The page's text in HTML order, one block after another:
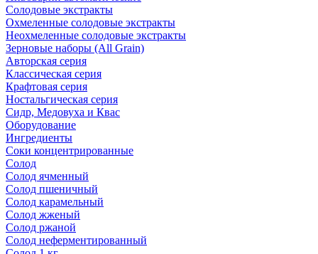
Солодовые экстракты
Охмеленные солодовые экстракты
Неохмеленные солодовые экстракты
Зерновые наборы (All Grain)
Авторская серия
Классическая серия
Крафтовая серия
Ностальгическая серия
Сидр, Медовуха и Квас
Оборудование
Ингредиенты
Соки концентрированные
Солод
Солод ячменный
Солод пшеничный
Солод карамельный
Солод жженый
Солод ржаной
Солод неферментированный